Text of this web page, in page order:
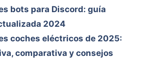
bots para Discord: guía
2024
coches eléctricos de 2025:
comparativa y consejos